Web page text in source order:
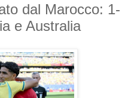
dal Marocco: 1-
e Australia